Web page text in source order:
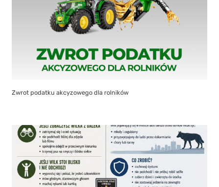
Zwrot podatku akcyzowego dla rolników